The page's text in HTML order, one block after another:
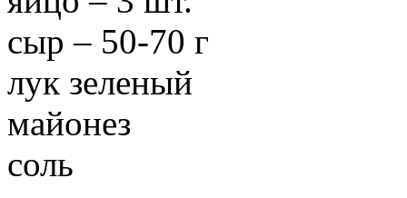
сыр – 50-70 г
лук зеленый
майонез
соль